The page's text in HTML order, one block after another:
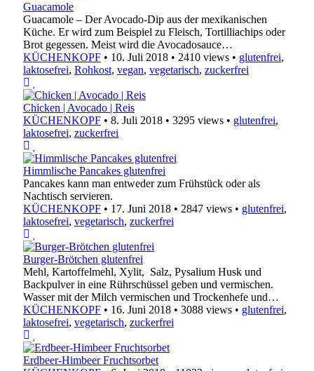
Guacamole
Guacamole – Der Avocado-Dip aus der mexikanischen
Küche. Er wird zum Beispiel zu Fleisch, Tortilliachips oder
Brot gegessen. Meist wird die Avocadosauce…
KÜCHENKOPF • 10. Juli 2018 • 2410 views • glutenfrei,
laktosefrei, Rohkost, vegan, vegetarisch, zuckerfrei
Chicken | Avocado | Reis
KÜCHENKOPF • 8. Juli 2018 • 3295 views • glutenfrei,
laktosefrei, zuckerfrei
Himmlische Pancakes glutenfrei
Pancakes kann man entweder zum Frühstück oder als
Nachtisch servieren.
KÜCHENKOPF • 17. Juni 2018 • 2847 views • glutenfrei,
laktosefrei, vegetarisch, zuckerfrei
Burger-Brötchen glutenfrei
Mehl, Kartoffelmehl, Xylit, Salz, Pysalium Husk und
Backpulver in eine Rührschüssel geben und vermischen.
Wasser mit der Milch vermischen und Trockenhefe und…
KÜCHENKOPF • 16. Juni 2018 • 3088 views • glutenfrei,
laktosefrei, vegetarisch, zuckerfrei
Erdbeer-Himbeer Fruchtsorbet